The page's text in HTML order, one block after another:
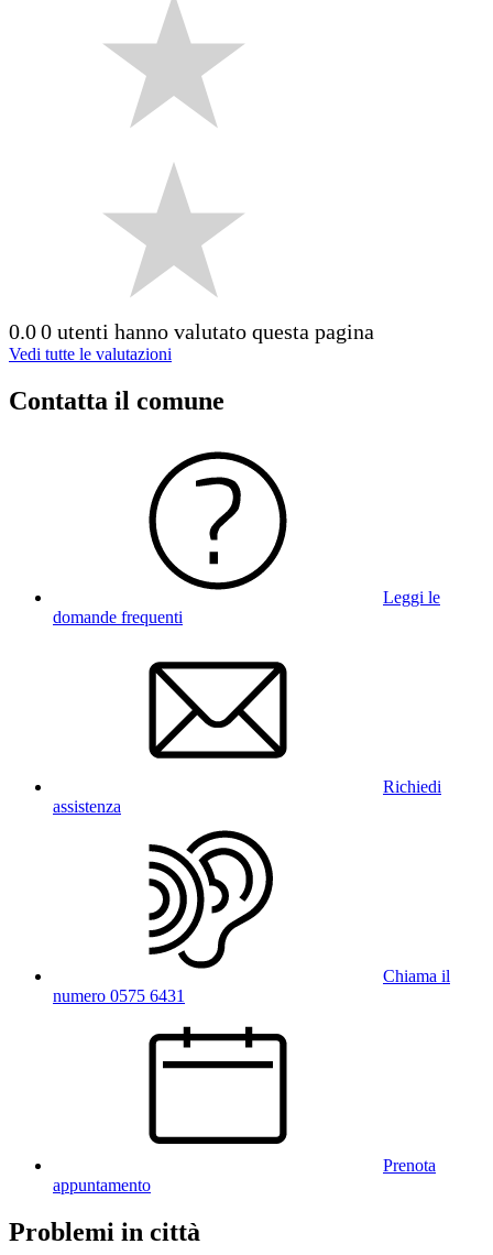
0.00 utenti hanno valutato questa pagina
Vedi tutte le valutazioni
Contatta il comune
Leggi le
domande frequenti
Richiedi
assistenza
Chiama il
numero 0575 6431
Prenota
appuntamento
Problemi in città